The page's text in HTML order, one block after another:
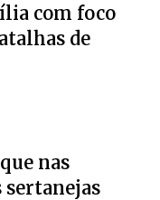
com foco
de
nas